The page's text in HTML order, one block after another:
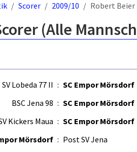
Scorer 2009/10 Robert Beier
(Alle
SV Lobeda 77 II : SC Empor Mörsdorf
BSC Jena 98 : SC Empor Mörsdorf
Kickers Maua : SC Empor Mörsdorf
Mörsdorf : Post SV Jena